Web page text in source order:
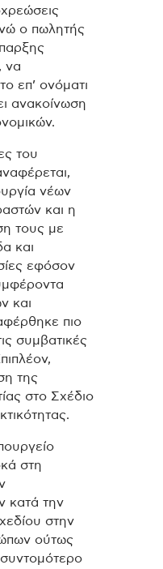
ο πωλητής
να
επ’ ονόματι
ανακοίνωση
του
νέων
και η
τους με
και
εφόσον
και
πιο
συμβατικές
της
στο Σχέδιο
στη
κατά την
στην
ούτως